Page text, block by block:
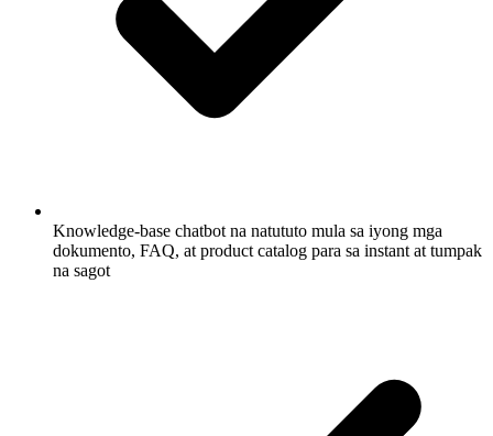
Knowledge-base chatbot na natututo mula sa iyong mga
dokumento, FAQ, at product catalog para sa instant at tumpak
na sagot